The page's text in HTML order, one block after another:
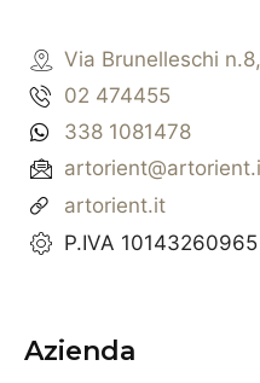
Via Brunelleschi
02 474455
338 1081478
artorient.it
P.IVA 10143260965
Azienda